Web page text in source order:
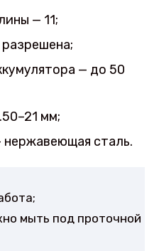
— 11;
— до 50
мм;
сталь.
мыть под проточной